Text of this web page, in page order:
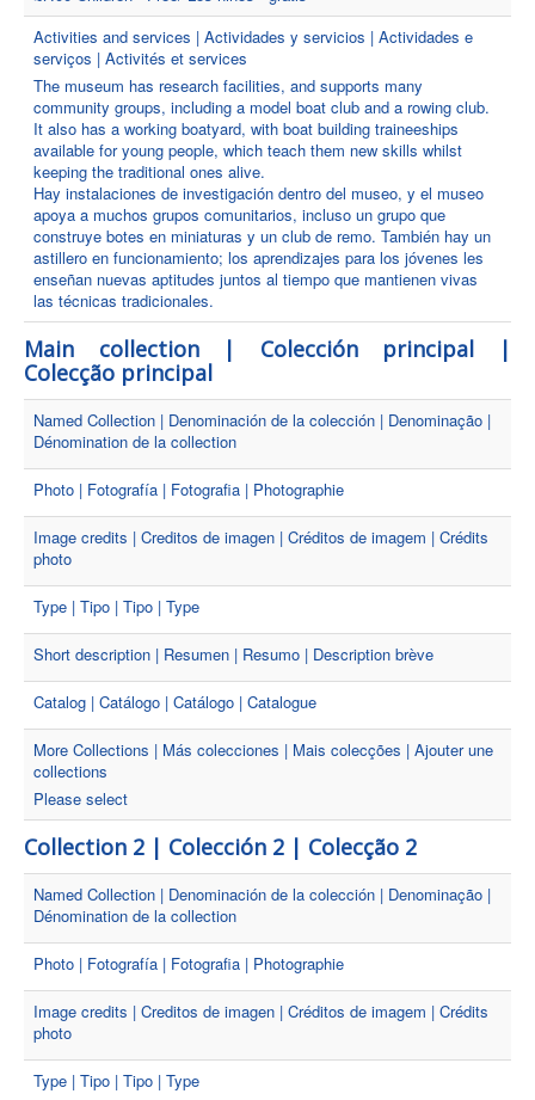
Activities and services | Actividades y servicios | Actividades e
serviços | Activités et services
The museum has research facilities, and supports many
community groups, including a model boat club and a rowing club.
It also has a working boatyard, with boat building traineeships
available for young people, which teach them new skills whilst
keeping the traditional ones alive.
Hay instalaciones de investigación dentro del museo, y el museo
apoya a muchos grupos comunitarios, incluso un grupo que
construye botes en miniaturas y un club de remo. También hay un
astillero en funcionamiento; los aprendizajes para los jóvenes les
enseñan nuevas aptitudes juntos al tiempo que mantienen vivas
las técnicas tradicionales.
Main collection | Colección principal |
Colecção principal
Named Collection | Denominación de la colección | Denominação |
Dénomination de la collection
Photo | Fotografía | Fotografia | Photographie
Image credits | Creditos de imagen | Créditos de imagem | Crédits
photo
Type | Tipo | Tipo | Type
Short description | Resumen | Resumo | Description brève
Catalog | Catálogo | Catálogo | Catalogue
More Collections | Más colecciones | Mais colecções | Ajouter une
collections
Please select
Collection 2 | Colección 2 | Colecção 2
Named Collection | Denominación de la colección | Denominação |
Dénomination de la collection
Photo | Fotografía | Fotografia | Photographie
Image credits | Creditos de imagen | Créditos de imagem | Crédits
photo
Type | Tipo | Tipo | Type